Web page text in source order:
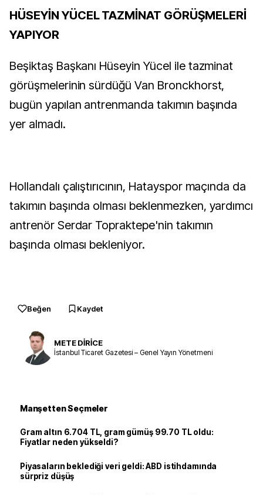
HÜSEYİN YÜCEL TAZMİNAT GÖRÜŞMELERİ
YAPIYOR
Beşiktaş Başkanı Hüseyin Yücel ile tazminat
görüşmelerinin sürdüğü Van Bronckhorst,
bugün yapılan antrenmanda takımın başında
yer almadı.
Hollandalı çalıştırıcının, Hatayspor maçında da
takımın başında olması beklenmezken, yardımcı
antrenör Serdar Topraktepe'nin takımın
başında olması bekleniyor.
Beğen Kaydet
METE DİRİCE
İstanbul Ticaret Gazetesi – Genel Yayın Yönetmeni
Manşetten Seçmeler
Gram altın 6.704 TL, gram gümüş 99.70 TL oldu:
Fiyatlar neden yükseldi?
Piyasaların beklediği veri geldi: ABD istihdamında
sürpriz düşüş